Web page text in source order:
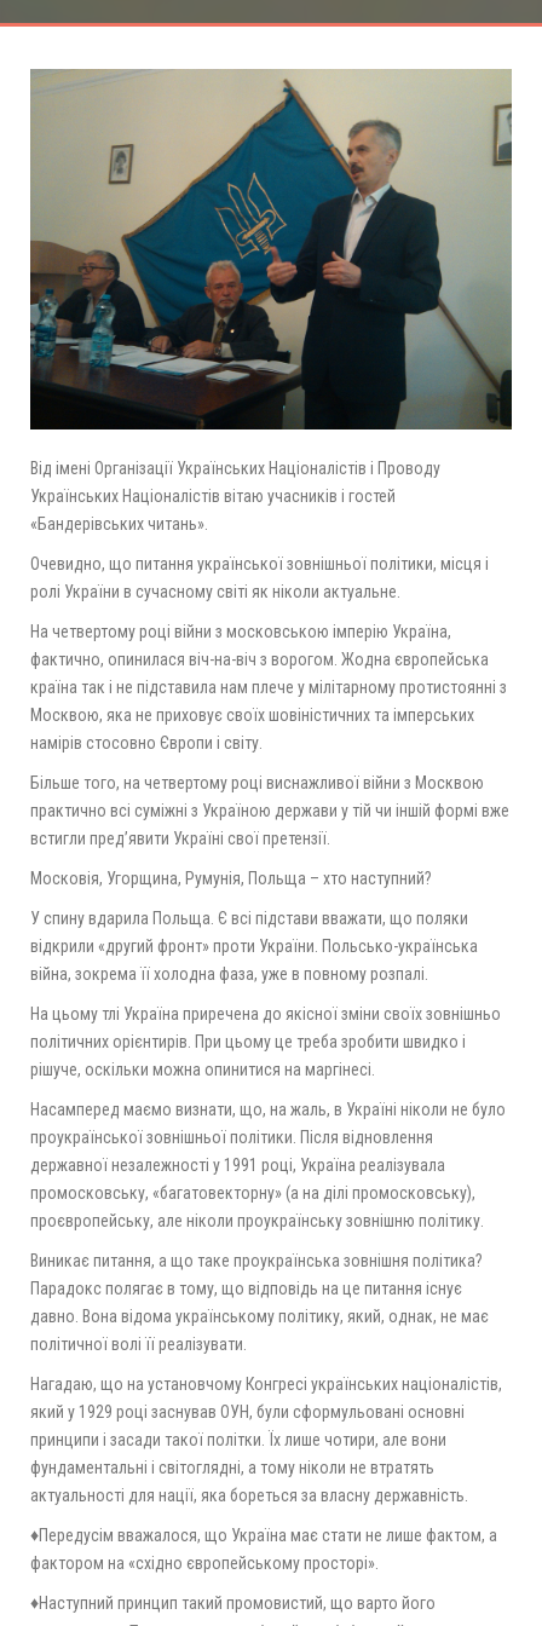
Від імені Організації Українських Націоналістів і Проводу
Українських Націоналістів вітаю учасників і гостей
«Бандерівських читань».
Очевидно, що питання української зовнішньої політики, місця і
ролі України в сучасному світі як ніколи актуальне.
На четвертому році війни з московською імперію Україна,
фактично, опинилася віч-на-віч з ворогом. Жодна європейська
країна так і не підставила нам плече у мілітарному протистоянні з
Москвою, яка не приховує своїх шовіністичних та імперських
намірів стосовно Європи і світу.
Більше того, на четвертому році виснажливої війни з Москвою
практично всі суміжні з Україною держави у тій чи іншій формі вже
встигли пред’явити Україні свої претензії.
Московія, Угорщина, Румунія, Польща – хто наступний?
У спину вдарила Польща. Є всі підстави вважати, що поляки
відкрили «другий фронт» проти України. Польсько-українська
війна, зокрема її холодна фаза, уже в повному розпалі.
На цьому тлі Україна приречена до якісної зміни своїх зовнішньо
політичних орієнтирів. При цьому це треба зробити швидко і
рішуче, оскільки можна опинитися на маргінесі.
Насамперед маємо визнати, що, на жаль, в Україні ніколи не було
проукраїнської зовнішньої політики. Після відновлення
державної незалежності у 1991 році, Україна реалізувала
промосковську, «багатовекторну» (а на ділі промосковську),
проєвропейську, але ніколи проукраїнську зовнішню політику.
Виникає питання, а що таке проукраїнська зовнішня політика?
Парадокс полягає в тому, що відповідь на це питання існує
давно. Вона відома українському політику, який, однак, не має
політичної волі її реалізувати.
Нагадаю, що на установчому Конгресі українських націоналістів,
який у 1929 році заснував ОУН, були сформульовані основні
принципи і засади такої політки. Їх лише чотири, але вони
фундаментальні і світоглядні, а тому ніколи не втратять
актуальності для нації, яка бореться за власну державність.
♦Передусім вважалося, що Україна має стати не лише фактом, а
фактором на «східно європейському просторі».
♦Наступний принцип такий промовистий, що варто його